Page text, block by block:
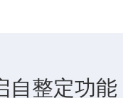
自整定功能